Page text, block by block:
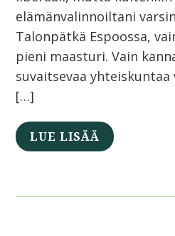
elämänvalinnoiltani
Talonpätkä Espoossa,
pieni maasturi. Vain
suvaitsevaa
[…]
LUE LISÄÄ